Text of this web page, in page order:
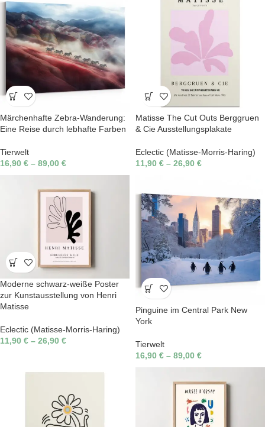
Märchenhafte Zebra-Wanderung:
Eine Reise durch lebhafte Farben
Tierwelt
16,90 € – 89,00 €
Matisse The Cut Outs Berggruen
& Cie Ausstellungsplakate
Eclectic (Matisse-Morris-Haring)
11,90 € – 26,90 €
Moderne schwarz-weiße Poster
zur Kunstausstellung von Henri
Matisse
Eclectic (Matisse-Morris-Haring)
11,90 € – 26,90 €
Pinguine im Central Park New
York
Tierwelt
16,90 € – 89,00 €